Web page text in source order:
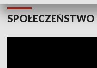
SPOŁECZEŃSTWO